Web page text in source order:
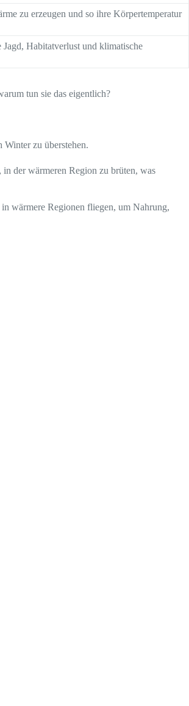
zu erzeugen und so ihre Körpertemperatur
Habitatverlust und klimatische
tun sie das eigentlich?
zu überstehen.
der wärmeren Region zu brüten, was
wärmere Regionen fliegen, um Nahrung,